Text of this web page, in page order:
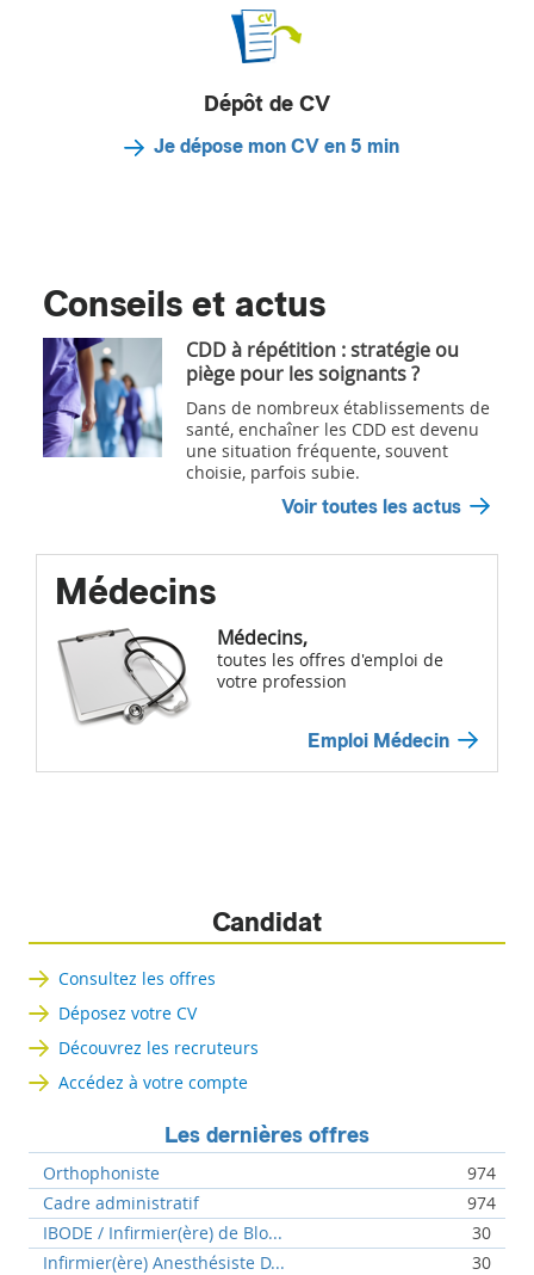
Dépôt de CV
Je dépose mon CV en 5 min
Conseils et actus
CDD à répétition : stratégie ou
piège pour les soignants ?
Dans de nombreux établissements de
santé, enchaîner les CDD est devenu
une situation fréquente, souvent
choisie, parfois subie.
Voir toutes les actus
Médecins
Médecins,
toutes les offres d'emploi de
votre profession
Emploi Médecin
Candidat
Consultez les offres
Déposez votre CV
Découvrez les recruteurs
Accédez à votre compte
Les dernières offres
Orthophoniste
974
Cadre administratif
974
IBODE / Infirmier(ère) de Blo...
30
Infirmier(ère) Anesthésiste D...
30